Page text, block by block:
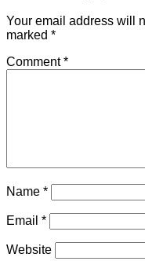
Your email address will
marked *
Comment*
Name *
Email *
Website